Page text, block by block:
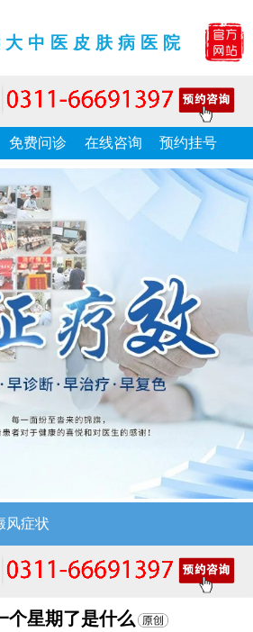
中医皮肤病医院
免费问诊 在线咨询 预约挂号
风症状
个星期了是什么